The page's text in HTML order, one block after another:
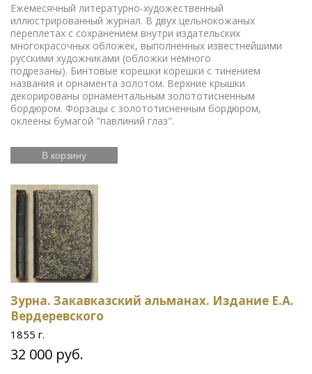
Ежемесячный литературно-художественный
иллюстрированный журнал. В двух цельнокожаных
переплетах с сохранением внутри издательских
многокрасочных обложек, выполненных известнейшими
русскими художниками (обложки немного
подрезаны). Бинтовые корешки корешки с тинением
названия и орнамента золотом. Верхние крышки
декорированы орнаментальным золототисненным
бордюром. Форзацы с золототисненным бордюром,
оклеены бумагой "павлиний глаз".
В корзину
Зурна. Закавказский альманах. Издание Е.А.
Вердеревского
1855 г.
32 000 руб.